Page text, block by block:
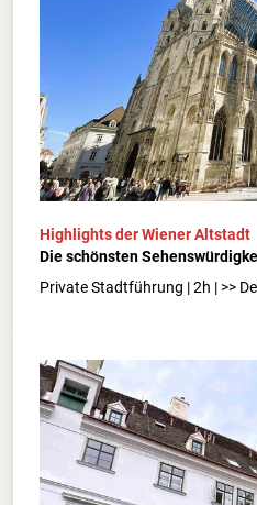
Highlights der Wiener Altstadt
Die schönsten
Private Stadtführung | 2h | >>